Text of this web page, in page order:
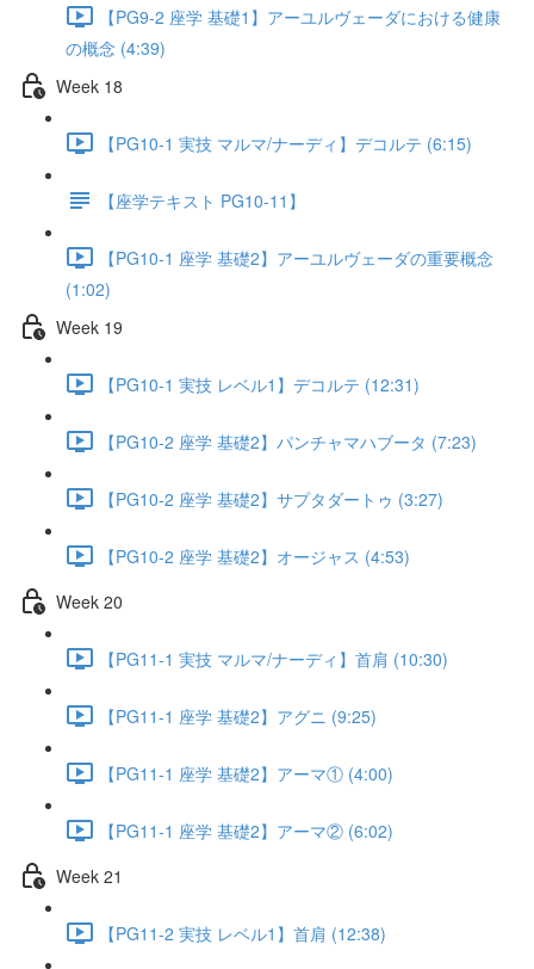
【PG9-2 座学 基礎1】アーユルヴェーダにおける健康
の概念 (4:39)
Week 18
【PG10-1 実技 マルマ/ナーディ】デコルテ (6:15)
【座学テキスト PG10-11】
【PG10-1 座学 基礎2】アーユルヴェーダの重要概念
(1:02)
Week 19
【PG10-1 実技 レベル1】デコルテ (12:31)
【PG10-2 座学 基礎2】パンチャマハブータ (7:23)
【PG10-2 座学 基礎2】サプタダートゥ (3:27)
【PG10-2 座学 基礎2】オージャス (4:53)
Week 20
【PG11-1 実技 マルマ/ナーディ】首肩 (10:30)
【PG11-1 座学 基礎2】アグニ (9:25)
【PG11-1 座学 基礎2】アーマ① (4:00)
【PG11-1 座学 基礎2】アーマ② (6:02)
Week 21
【PG11-2 実技 レベル1】首肩 (12:38)